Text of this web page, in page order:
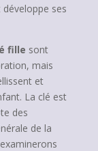
ses
fille sont
mais
et
La clé est
des
de la